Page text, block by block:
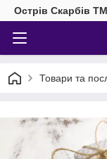
Острів Скарбів
Товари та